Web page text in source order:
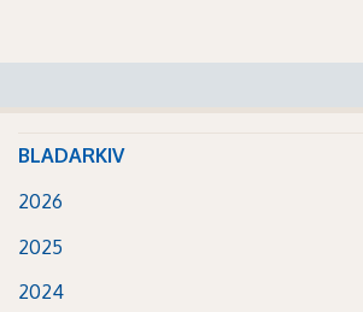
BLADARKIV
2026
2025
2024